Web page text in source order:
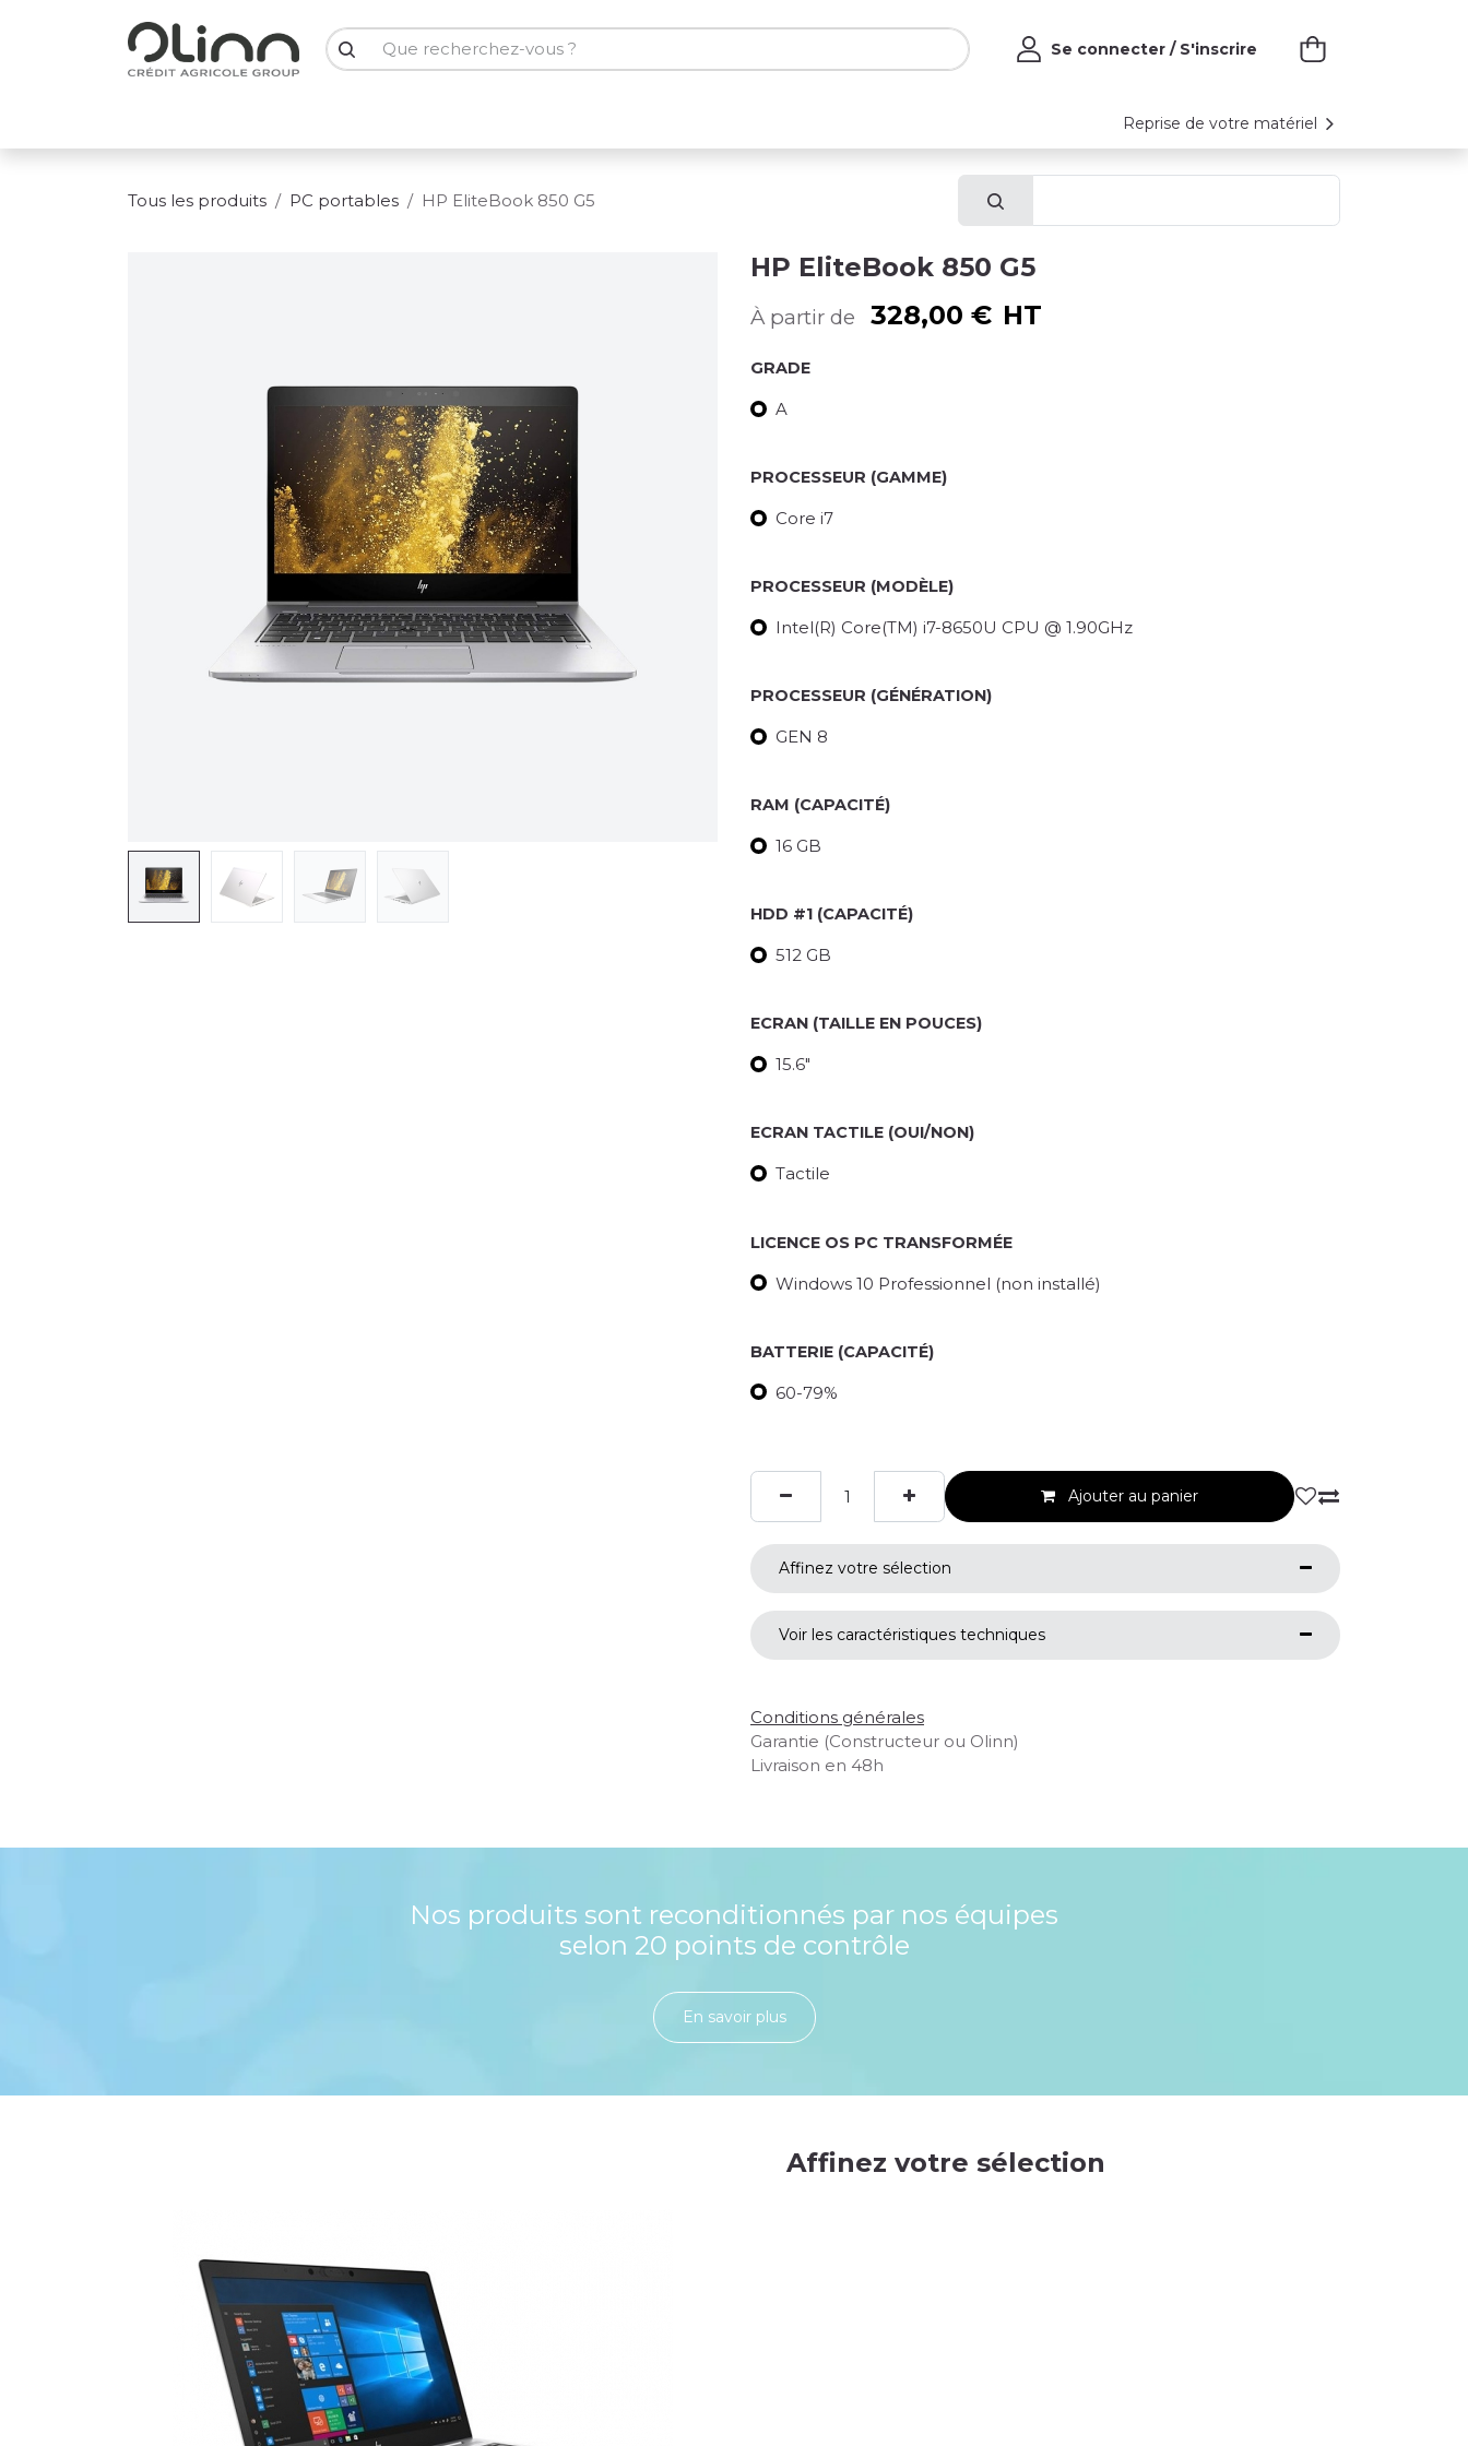
Se connecter / S'inscrire
Reprise de votre matériel
Tous les produits PC portables HP EliteBook 850 G5
HP EliteBook 850 G5
À partir de 328,00 € HT
GRADE
A
PROCESSEUR (GAMME)
Core i7
PROCESSEUR (MODÈLE)
Intel(R) Core(TM) i7-8650U CPU @ 1.90GHz
PROCESSEUR (GÉNÉRATION)
GEN 8
RAM (CAPACITÉ)
16 GB
HDD #1 (CAPACITÉ)
512 GB
ECRAN (TAILLE EN POUCES)
15.6"
ECRAN TACTILE (OUI/NON)
Tactile
LICENCE OS PC TRANSFORMÉE
Windows 10 Professionnel (non installé)
BATTERIE (CAPACITÉ)
60-79%
Ajouter au panier
Affinez votre sélection
Voir les caractéristiques techniques
Conditions générales
Garantie (Constructeur ou Olinn)
Livraison en 48h
Nos produits sont reconditionnés par nos équipes
selon 20 points de contrôle
En savoir plu​​​​​​​​​​​​​​​​s
Affinez votre sélection